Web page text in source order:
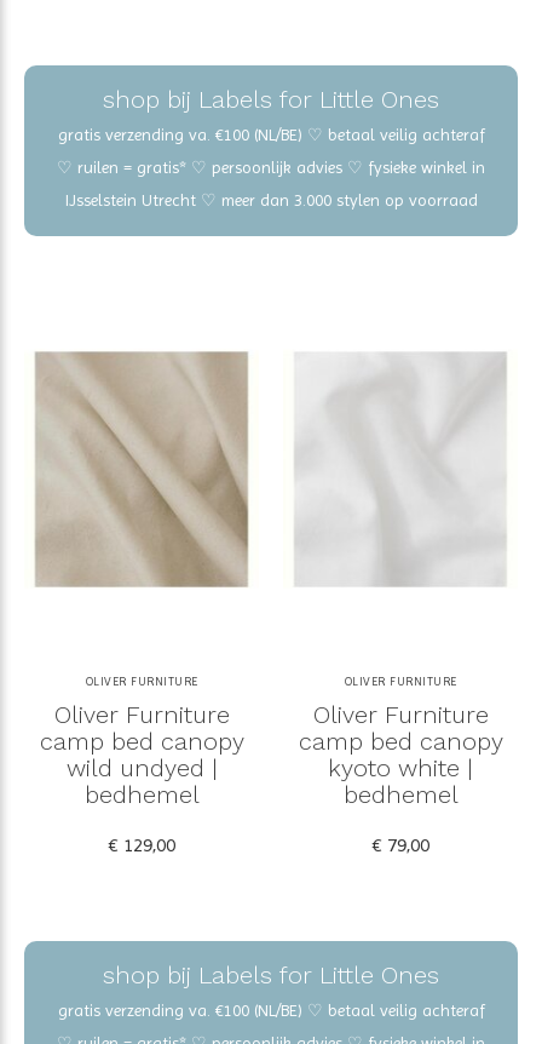
shop bij Labels for Little Ones
gratis verzending va. €100 (NL/BE) ♡ betaal veilig achteraf
♡ ruilen = gratis* ♡ persoonlijk advies ♡ fysieke winkel in
IJsselstein Utrecht ♡ meer dan 3.000 stylen op voorraad
OLIVER FURNITURE
Oliver Furniture
camp bed canopy
wild undyed |
bedhemel
€ 129,00
OLIVER FURNITURE
Oliver Furniture
camp bed canopy
kyoto white |
bedhemel
€ 79,00
shop bij Labels for Little Ones
gratis verzending va. €100 (NL/BE) ♡ betaal veilig achteraf